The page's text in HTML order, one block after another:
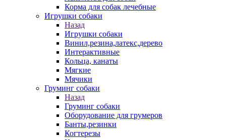
Корма для собак лечебные
Игрушки собаки
Назад
Игрушки собаки
Винил,резина,латекс,дерево
Интерактивные
Кольца, канаты
Мягкие
Мячики
Груминг собаки
Назад
Груминг собаки
Оборудование для грумеров
Банты,резинки
Когтерезы